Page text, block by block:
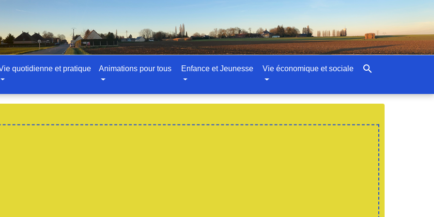
quotidienne et pratique Animations pour tous Enfance et Jeunesse Vie économique et sociale search